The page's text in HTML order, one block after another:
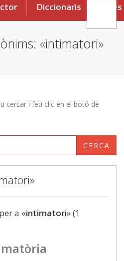
Diccionaris Eines
«intimatori»
cercar i feu clic en el botó de
CERCA
a «intimatori» (1